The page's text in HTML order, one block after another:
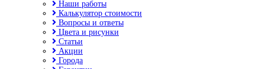
Наши работы
Калькулятор стоимости
Вопросы и ответы
Цвета и рисунки
Статьи
Акции
Города